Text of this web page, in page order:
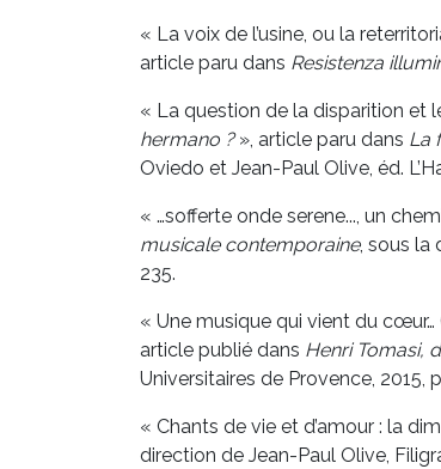
« La voix de l’usine, ou la
article paru dans Resistenza
« La question de la disparition et
hermano ?», article paru dans La
Oviedo et Jean-Paul Olive, éd.
« …sofferte onde serene..., un
musicale contemporaine, sous la
235.
« Une musique qui vient du
article publié dans Henri Tomasi,
Universitaires de Provence, 2015,
« Chants de vie et d’amour : la
direction de Jean-Paul Olive,